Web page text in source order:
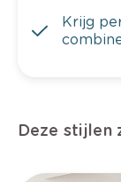
Krijg
Deze stijlen